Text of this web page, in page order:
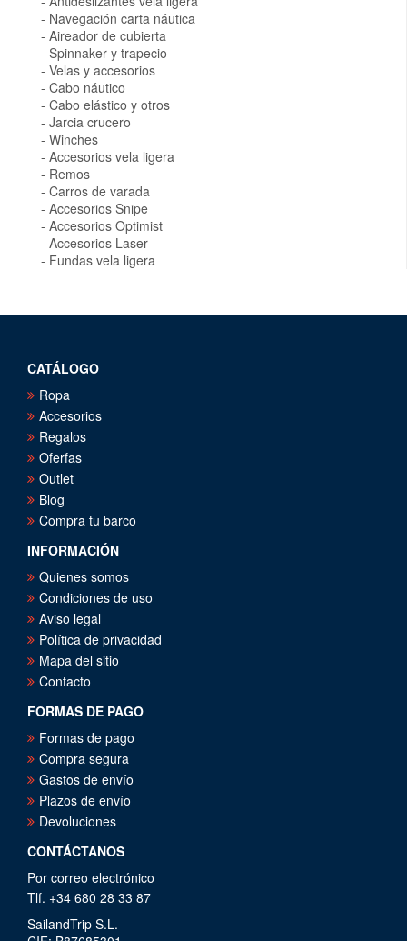
Navegación carta náutica
Aireador de cubierta
Spinnaker y trapecio
Velas y accesorios
Cabo náutico
Cabo elástico y otros
Jarcia crucero
Winches
Accesorios vela ligera
Remos
Carros de varada
Accesorios Snipe
Accesorios Optimist
Accesorios Laser
Fundas vela ligera
CATÁLOGO
Ropa
Accesorios
Regalos
Oferfas
Outlet
Blog
Compra tu barco
INFORMACIÓN
Quienes somos
Condiciones de uso
Aviso legal
Política de privacidad
Mapa del sitio
Contacto
FORMAS DE PAGO
Formas de pago
Compra segura
Gastos de envío
Plazos de envío
Devoluciones
CONTÁCTANOS
Por correo electrónico
Tlf. +34 680 28 33 87
SailandTrip S.L.